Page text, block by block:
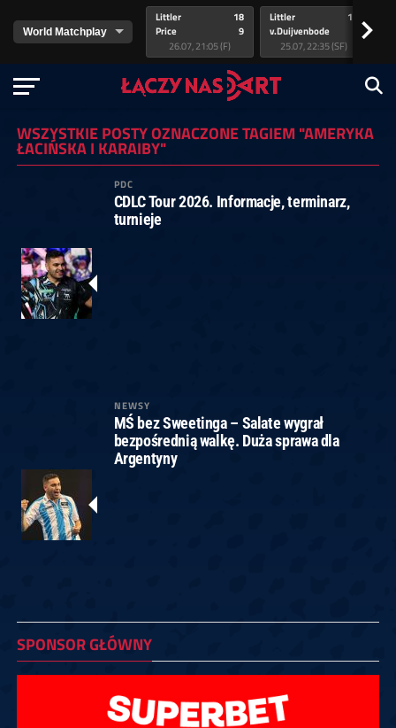
Littler
Price
18
9
26.07, 21:05 (F)
Littler
v.Duijvenbode
17
25.07, 22:35 (SF)
>
WSZYSTKIE POSTY OZNACZONE TAGIEM "AMERYKA
ŁACIŃSKA I KARAIBY"
PDC
CDLC Tour 2026. Informacje, terminarz,
turnieje
NEWSY
MŚ bez Sweetinga – Salate wygrał
bezpośrednią walkę. Duża sprawa dla
Argentyny
SPONSOR GŁÓWNY